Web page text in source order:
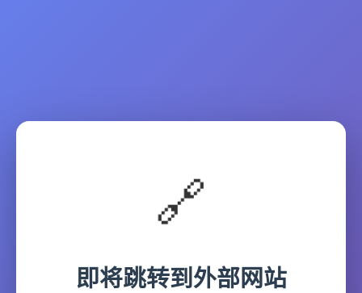
🔗
即将跳转到外部网站